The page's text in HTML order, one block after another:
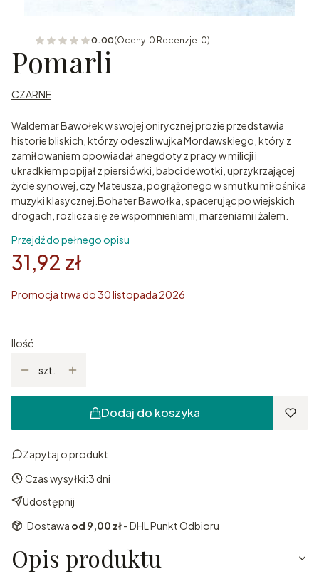
0.00(Oceny: 0 Recenzje: 0)
Pomarli
CZARNE
Waldemar Bawołek w swojej onirycznej prozie przedstawia
historie bliskich, którzy odeszli wujka Mordawskiego, który z
zamiłowaniem opowiadał anegdoty z pracy w milicji i
ukradkiem popijał z piersiówki, babci dewotki, uprzykrzającej
życie synowej, czy Mateusza, pogrążonego w smutku miłośnika
muzyki klasycznej.Bohater Bawołka, spacerując po wiejskich
drogach, rozlicza się ze wspomnieniami, marzeniami i żalem.
Przejdź do pełnego opisu
31,92 zł
Promocja trwa do 30 listopada 2026
Ilość
szt.
Dodaj do koszyka
Zapytaj o produkt
Czas wysyłki:3 dni
Udostępnij
Dostawa od 9,00 zł- DHL Punkt Odbioru
Opis produktu